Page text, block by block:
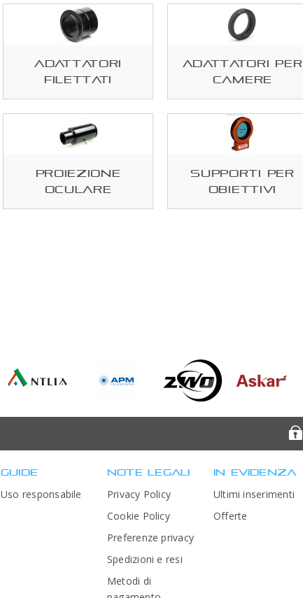
Adattatori
filettati
Adattatori per
camere
Proiezione
oculare
Supporti per
obiettivi
GUIDE
Uso responsabile
NOTE LEGALI
Privacy Policy
Cookie Policy
Preferenze privacy
Spedizioni e resi
Metodi di
IN EVIDENZA
Ultimi inserimenti
Offerte